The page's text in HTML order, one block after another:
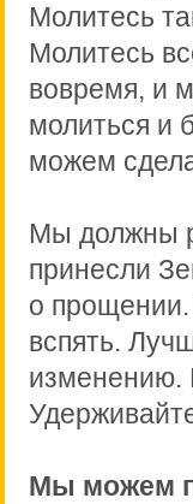
Молитесь
Молитесь
вовремя, и
молиться и
можем
Мы должны
принесли
о
вспять.
изменению.
Мы можем